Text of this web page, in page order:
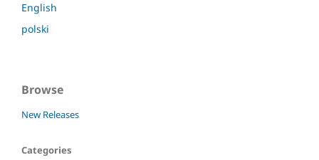
English
polski
Browse
New Releases
Categories